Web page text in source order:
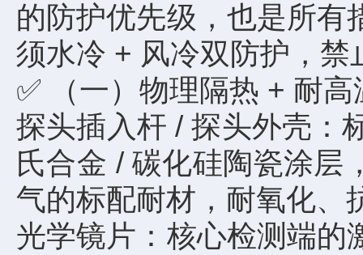
的防护优先级，也是所
须水冷 + 风冷双防护，禁
✅ （一）物理隔热 + 耐
探头插入杆 / 探头外壳
氏合金 / 碳化硅陶瓷涂层
气的标配耐材，耐氧化、
光学镜片：核心检测端